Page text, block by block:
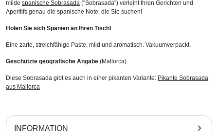
milde spanische Sobrasada ("Sobrasada") verleiht Ihren Gerichten und
Aperitifs genau die spanische Note, die Sie suchen!
Holen Sie sich Spanien an Ihren Tisch!
Eine zarte, streichfähige Paste, mild und aromatisch. Vakuumverpackt.
Geschützte geografische Angabe (Mallorca)
Diese Sobrasada gibt es auch in einer pikanten Variante: Pikante Sobrasada
aus Mallorca
INFORMATION